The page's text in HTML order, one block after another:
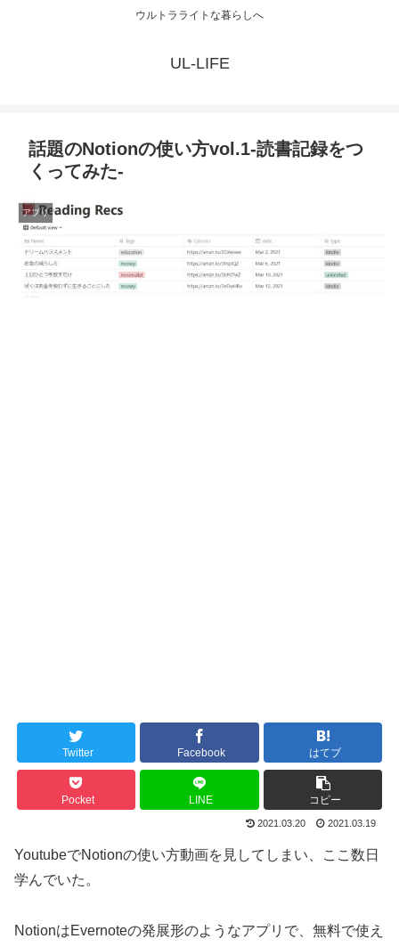
ウルトラライトな暮らしへ
UL-LIFE
話題のNotionの使い方vol.1-読書記録をつ
くってみた-
アプリ
Twitter Facebook はてブ
Pocket LINE コピー
2021.03.20 2021.03.19
YoutubeでNotionの使い方動画を見してしまい、ここ数日
学んでいた。
NotionはEvernoteの発展形のようなアプリで、無料で使え